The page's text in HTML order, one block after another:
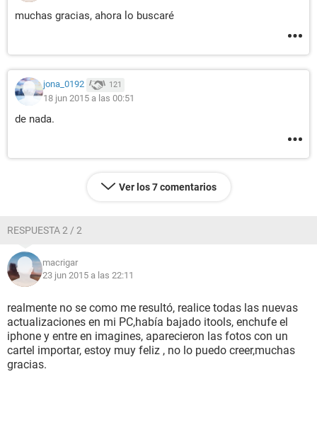
muchas gracias, ahora lo buscaré
jona_0192 121
18 jun 2015 a las 00:51
de nada.
Ver los 7 comentarios
RESPUESTA 2 / 2
macrigar
23 jun 2015 a las 22:11
realmente no se como me resultó, realice todas las nuevas
actualizaciones en mi PC,había bajado itools, enchufe el
iphone y entre en imagines, aparecieron las fotos con un
cartel importar, estoy muy feliz , no lo puedo creer,muchas
gracias.